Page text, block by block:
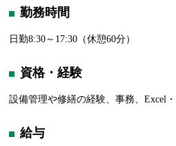
勤務時間
日勤8:30～17:30（休憩60分）
資格・経験
設備管理や修繕の経験、事務、Excel
給与